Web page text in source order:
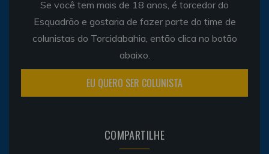
Se você tem mais de 18 anos, é torcedor do
Esquadrão e gostaria de fazer parte do time de
colunistas do Torcidabahia, então clica no botão
abaixo.
EU QUERO SER COLUNISTA
COMPARTILHE